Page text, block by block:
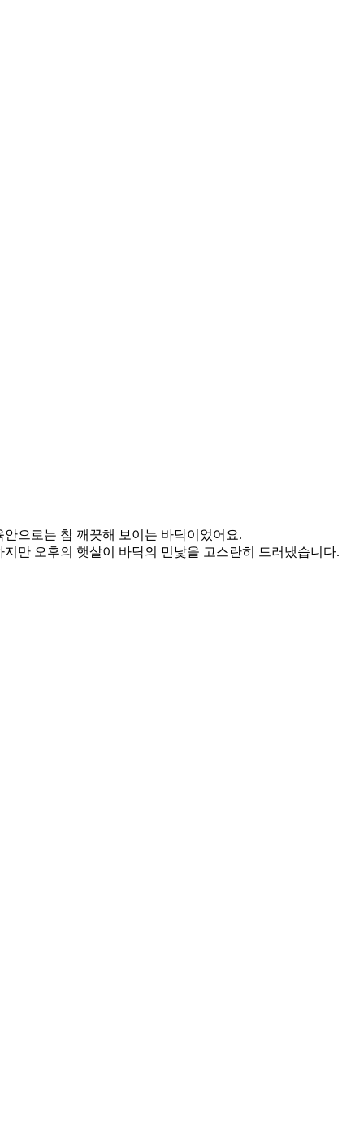
안으로는 참 깨끗해 보이는 바닥이었어요.
지만 오후의 햇살이 바닥의 민낯을 고스란히 드러냈습니다.